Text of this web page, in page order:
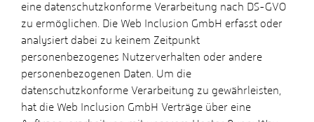
eine datenschutzkonforme Verarbeitung nach DS-GVO
zu ermöglichen. Die Web Inclusion GmbH erfasst oder
analysiert dabei zu keinem Zeitpunkt
personenbezogenes Nutzerverhalten oder andere
personenbezogenen Daten. Um die
datenschutzkonforme Verarbeitung zu gewährleisten,
hat die Web Inclusion GmbH Verträge über eine